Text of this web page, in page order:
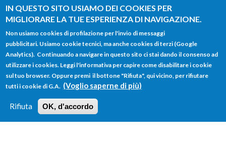
IN QUESTO SITO USIAMO DEI COOKIES PER
MIGLIORARE LA TUE ESPERIENZA DI NAVIGAZIONE.
Non usiamo cookies di profilazione per l'invio di messaggi
pubblicitari. Usiamo cookie tecnici, ma anche cookies di terzi (Google
Analytics). Continuando a navigare in questo sito ci stai dando il consenso ad
utilizzare i cookies. Leggi l'informativa per capire come disabilitare i cookie
sul tuo browser. Oppure premi il bottone "Rifiuta", qui vicino, per rifiutare
tutti i cookie di G.A. (Voglio saperne di più)
Rifiuta OK, d'accordo
Salta al contenuto principale
FORM
DI
RICERCA
Main menu
HOME TUTTI I PROFILI
LOGIN